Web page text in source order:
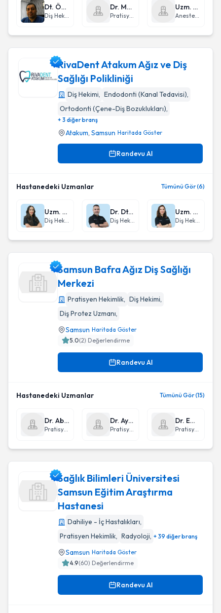
Dt. Özgür Köseoğlu
Diş Hekimi
Dr. Melek Gül Aydın
Pratisyen Hekimlik
Uzm. Dr. Gülşah Doğan
Anestezi ve Reanimasyon
RivaDent Atakum Ağız ve Diş
Sağlığı Polikliniği
Diş Hekimi, Endodonti (Kanal Tedavisi),
Ortodonti (Çene-Diş Bozuklukları),
+ 3 diğer branş
Atakum, Samsun Haritada Göster
Randevu Al
Hastanedeki Uzmanlar Tümünü Gör (6)
Uzm. Dt. Çağla Gül Gürkan
Diş Hekimi
Dr. Dt. Erman Canlı
Diş Hekimi
Uzm. Dt. Sevgin İbiş Tüfenk
Diş Hekimi
Samsun Bafra Ağız Diş Sağlığı
Merkezi
Pratisyen Hekimlik, Diş Hekimi,
Diş Protez Uzmanı,
Samsun Haritada Göster
5.0(2) Değerlendirme
Randevu Al
Hastanedeki Uzmanlar Tümünü Gör (15)
Dr. Abdulrahim Polat
Pratisyen Hekimlik
Dr. Aynur Parlak
Pratisyen Hekimlik
Dr. Emel Küçükdursun
Pratisyen Hekimlik
Sağlık Bilimleri Üniversitesi Samsun Eğitim Araştırma
Sağlık Bilimleri Üniversitesi
Samsun Eğitim Araştırma
Hastanesi
Dahiliye - İç Hastalıkları,
Pratisyen Hekimlik, Radyoloji, + 39 diğer branş
Samsun Haritada Göster
4.9(60) Değerlendirme
Randevu Al